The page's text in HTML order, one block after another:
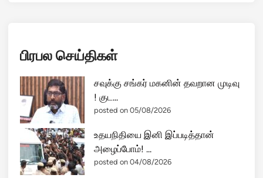
பிரபல செய்திகள்
சவுக்கு சங்கர் மகனின் தவறான முடிவு
! குட...
posted on 05/08/2026
உதயநிதியை இனி இப்படித்தான்
அழைப்போம்! ...
posted on 04/08/2026